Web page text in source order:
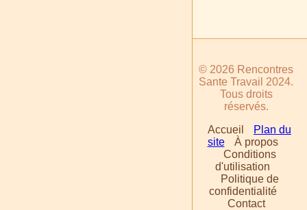
© 2026 Rencontres
Sante Travail 2024.
Tous droits
réservés.
Accueil
Plan du
site
À propos
Conditions
d'utilisation
Politique de
confidentialité
Contact